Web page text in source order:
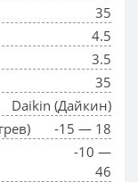
35
4.5
3.5
35
Daikin (Дайкин)
-15 — 18
-10 —
46